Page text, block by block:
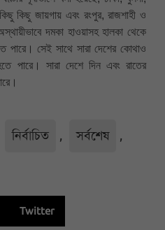
কিছু জায়গায় এবং রংপুর, রাজশাহী ও
দমকা হাওয়াসহ হালকা থেকে
পারে। সেই সাথে সারা দেশের কোথাও
পারে। সারা দেশে দিন এবং রাতের
নির্বাচিত , সর্বশেষ ,
Twitter